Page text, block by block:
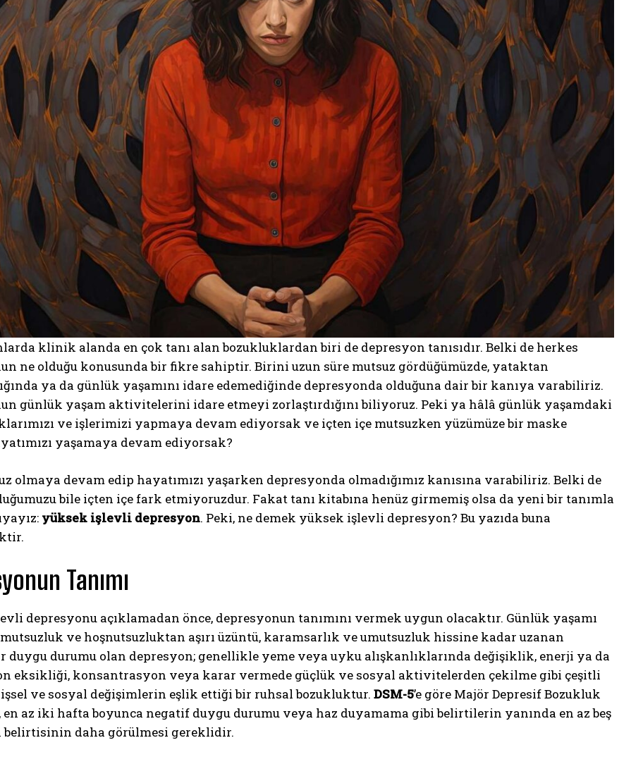
klinik alanda en çok tanı alan bozukluklardan biri de depresyon tanısıdır. Belki de herkes
ne olduğu konusunda bir fikre sahiptir. Birini uzun süre mutsuz gördüğümüzde, yataktan
ya da günlük yaşamını idare edemediğinde depresyonda olduğuna dair bir kanıya varabiliriz.
günlük yaşam aktivitelerini idare etmeyi zorlaştırdığını biliyoruz. Peki ya hâlâ günlük yaşamdaki
ve işlerimizi yapmaya devam ediyorsak ve içten içe mutsuzken yüzümüze bir maske
yaşamaya devam ediyorsak?
olmaya devam edip hayatımızı yaşarken depresyonda olmadığımız kanısına varabiliriz. Belki de
bile içten içe fark etmiyoruzdur. Fakat tanı kitabına henüz girmemiş olsa da yeni bir tanımla
yüksek işlevli depresyon. Peki, ne demek yüksek işlevli depresyon? Bu yazıda buna
Tanımı
depresyonu açıklamadan önce, depresyonun tanımını vermek uygun olacaktır. Günlük yaşamı
ve hoşnutsuzluktan aşırı üzüntü, karamsarlık ve umutsuzluk hissine kadar uzanan
duygu durumu olan depresyon; genellikle yeme veya uyku alışkanlıklarında değişiklik, enerji ya da
eksikliği, konsantrasyon veya karar vermede güçlük ve sosyal aktivitelerden çekilme gibi çeşitli
ve sosyal değişimlerin eşlik ettiği bir ruhsal bozukluktur. DSM-5’e göre Majör Depresif Bozukluk
en az iki hafta boyunca negatif duygu durumu veya haz duyamama gibi belirtilerin yanında en az beş
belirtisinin daha görülmesi gereklidir.